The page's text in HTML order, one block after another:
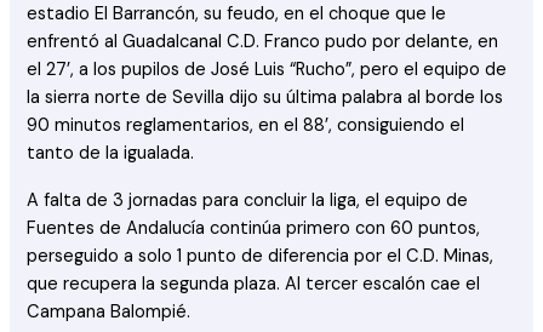
estadio El Barrancón, su feudo, en el choque que le
enfrentó al Guadalcanal C.D. Franco pudo por delante, en
el 27’, a los pupilos de José Luis “Rucho”, pero el equipo de
la sierra norte de Sevilla dijo su última palabra al borde los
90 minutos reglamentarios, en el 88’, consiguiendo el
tanto de la igualada.
A falta de 3 jornadas para concluir la liga, el equipo de
Fuentes de Andalucía continúa primero con 60 puntos,
perseguido a solo 1 punto de diferencia por el C.D. Minas,
que recupera la segunda plaza. Al tercer escalón cae el
Campana Balompié.